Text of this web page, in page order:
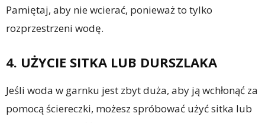
Pamiętaj, aby nie wcierać, ponieważ to tylko
rozprzestrzeni wodę.
4. UŻYCIE SITKA LUB DURSZLAKA
Jeśli woda w garnku jest zbyt duża, aby ją wchłonąć za
pomocą ściereczki, możesz spróbować użyć sitka lub